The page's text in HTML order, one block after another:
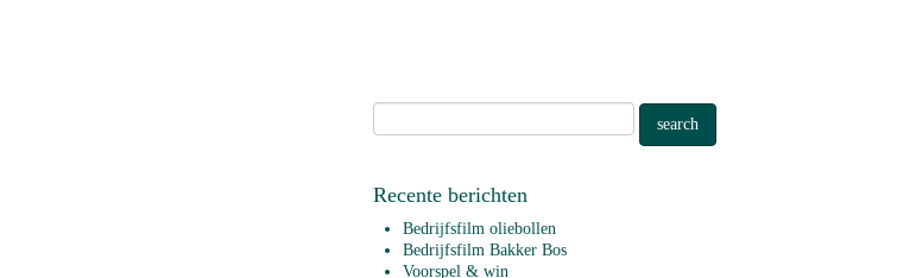
Recente berichten
Bedrijfsfilm oliebollen
Bedrijfsfilm Bakker Bos
Voorspel & win